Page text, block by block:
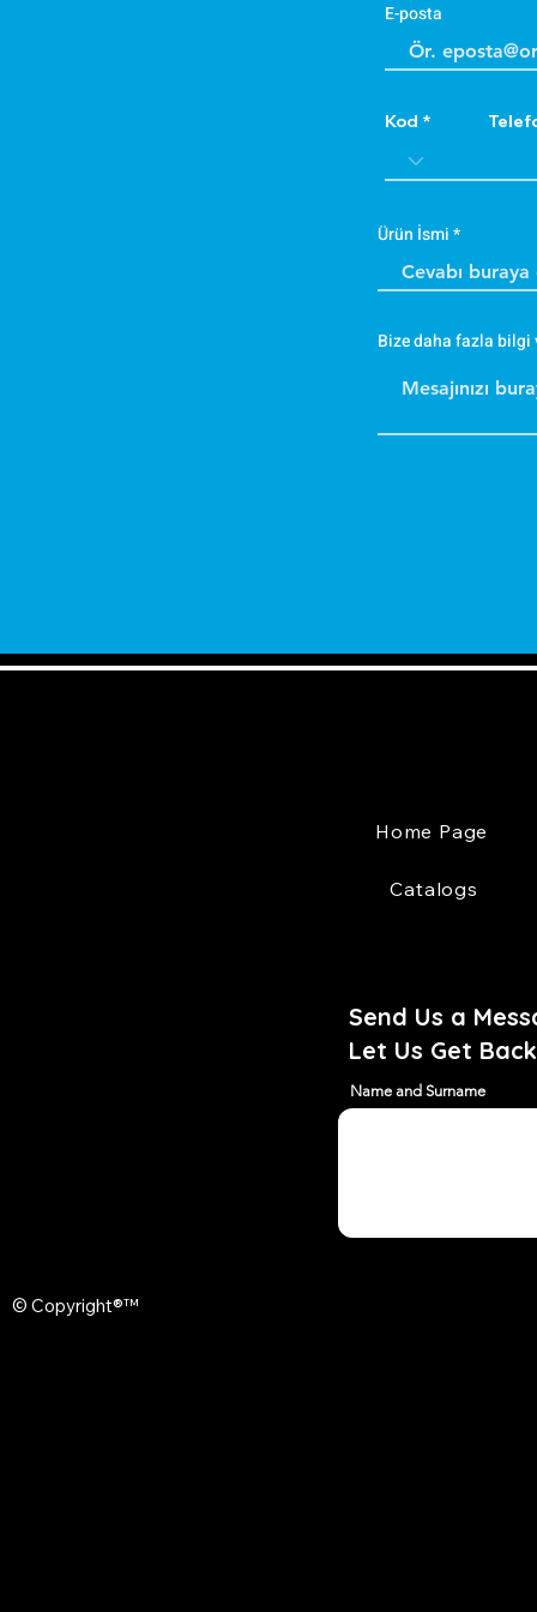
E-posta
Kod
Ürün İsmi
Bize daha fazla bilgi
Home Page
Catalogs
Send Us a
Let Us Get
Name and Surname
© Copyright®™